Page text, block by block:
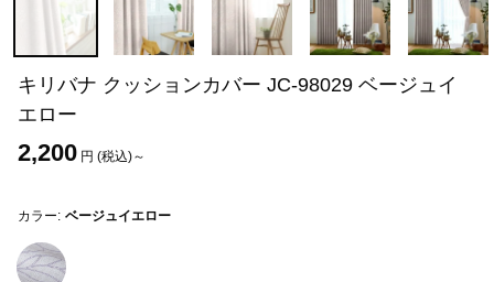
キリバナ クッションカバー JC-98029 ベージュイ
エロー
2,200 円 (税込)～
カラー: ベージュイエロー